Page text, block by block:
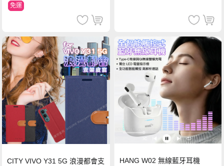
免運
CITY VIVO Y31 5G 浪漫都會支
HANG W02 無線藍牙耳機